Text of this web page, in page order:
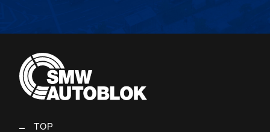
TOP